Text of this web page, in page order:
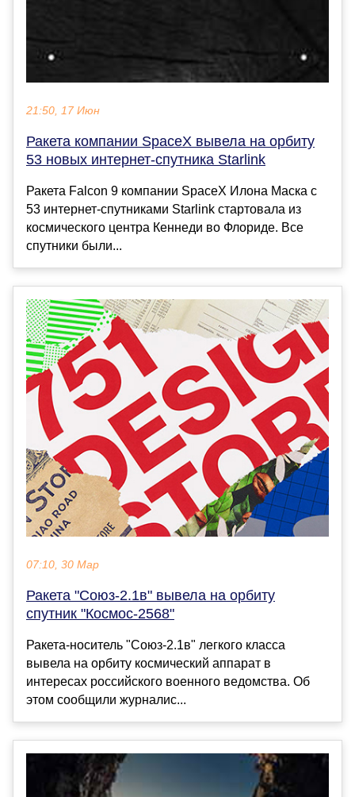
21:50, 17 Июн
Ракета компании SpaceX вывела на орбиту
53 новых интернет-спутника Starlink
Ракета Falcon 9 компании SpaceX Илона Маска с
53 интернет-спутниками Starlink стартовала из
космического центра Кеннеди во Флориде. Все
спутники были...
07:10, 30 Мар
Ракета "Союз-2.1в" вывела на орбиту
спутник "Космос-2568"
Ракета-носитель "Союз-2.1в" легкого класса
вывела на орбиту космический аппарат в
интересах российского военного ведомства. Об
этом сообщили журналис...